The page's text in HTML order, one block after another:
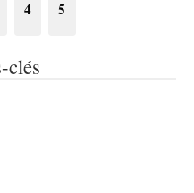
4 5
clés